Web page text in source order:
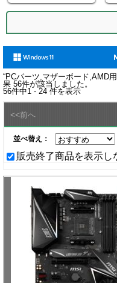
“PCパーツ,マザーボード,AMD
果 56件が該当しました。
56件中1 - 24 件を表示
<<前へ
並べ替え：
販売終了商品を表示し